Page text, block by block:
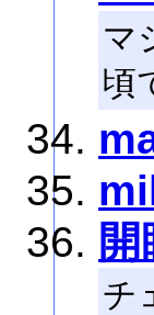
マ
頃
開
チ